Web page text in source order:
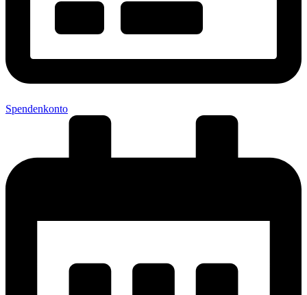
Spendenkonto